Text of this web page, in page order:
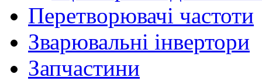
Перетворювачі частоти
Зварювальні інвертори
Запчастини